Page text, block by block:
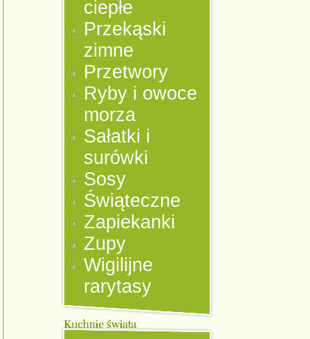
ciepłe
Przekąski
zimne
Przetwory
Ryby i owoce
morza
Sałatki i
surówki
Sosy
Świąteczne
Zapiekanki
Zupy
Wigilijne
rarytasy